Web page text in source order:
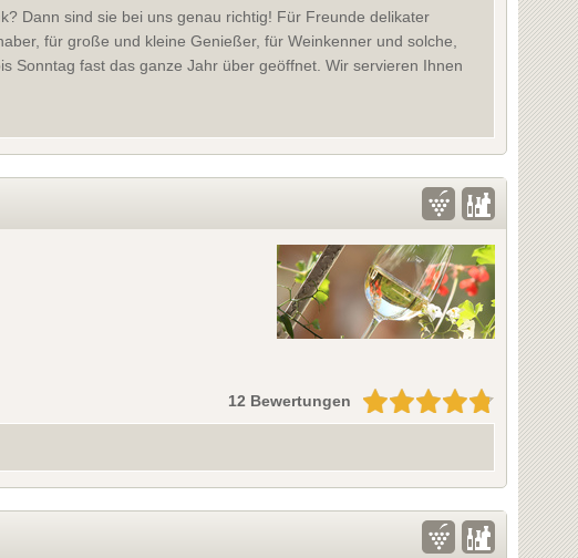
Dann sind sie bei uns genau richtig! Für Freunde delikater
für große und kleine Genießer, für Weinkenner und solche,
Sonntag fast das ganze Jahr über geöffnet. Wir servieren Ihnen
12 Bewertungen